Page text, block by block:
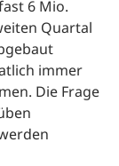
6 Mio.
Quartal
immer
Die Frage